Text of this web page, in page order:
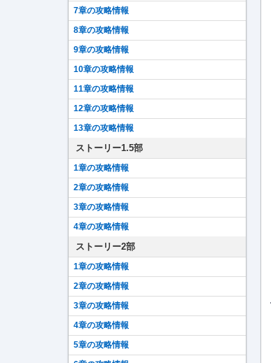
7章の攻略情報
8章の攻略情報
9章の攻略情報
10章の攻略情報
11章の攻略情報
12章の攻略情報
13章の攻略情報
ストーリー1.5部
1章の攻略情報
2章の攻略情報
3章の攻略情報
4章の攻略情報
ストーリー2部
1章の攻略情報
2章の攻略情報
3章の攻略情報
4章の攻略情報
5章の攻略情報